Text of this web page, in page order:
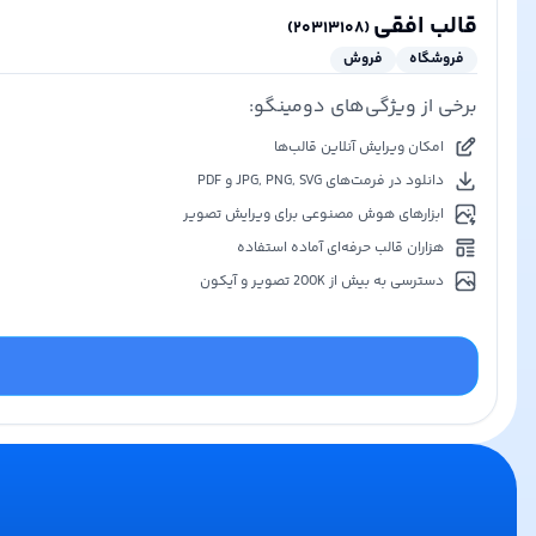
قالب افقی(۲۰۳۱۳۱۰۸)
فروشگاه فروش
برخی از ویژگی‌های دومینگو:
امکان ویرایش آنلاین قالب‌ها
دانلود در فرمت‌های JPG, PNG, SVG و PDF
ابزارهای هوش مصنوعی برای ویرایش تصویر
هزاران قالب حرفه‌ای آماده استفاده
دسترسی به بیش از 200K تصویر و آیکون